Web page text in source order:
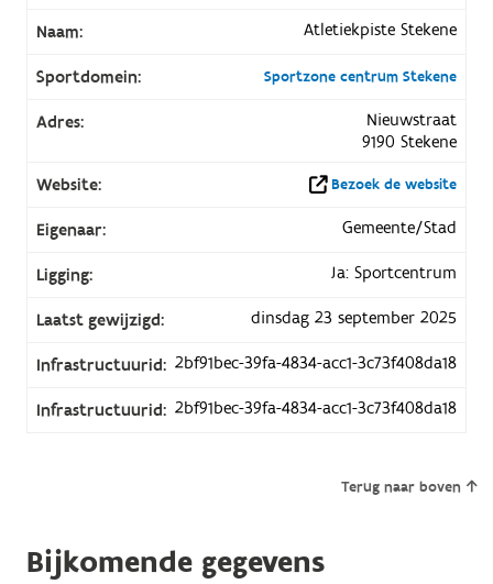
Naam: Atletiekpiste Stekene
Sportdomein: Sportzone centrum Stekene
Adres:
Nieuwstraat
9190 Stekene
Website:
Bezoek de website
Eigenaar: Gemeente/Stad
Ligging: Ja: Sportcentrum
Laatst gewijzigd: dinsdag 23 september 2025
Infrastructuurid: 2bf91bec-39fa-4834-acc1-3c73f408da18
Infrastructuurid: 2bf91bec-39fa-4834-acc1-3c73f408da18
Terug naar boven
Bijkomende gegevens